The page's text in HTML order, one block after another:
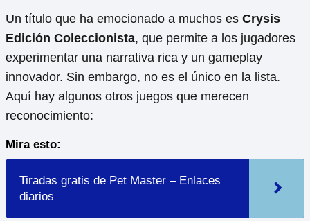
Un título que ha emocionado a muchos es Crysis
Edición Coleccionista, que permite a los jugadores
experimentar una narrativa rica y un gameplay
innovador. Sin embargo, no es el único en la lista.
Aquí hay algunos otros juegos que merecen
reconocimiento:
Mira esto:
Tiradas gratis de Pet Master – Enlaces
diarios